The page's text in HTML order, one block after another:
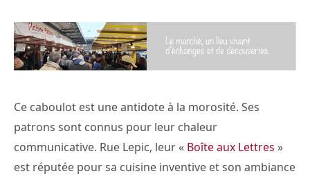
Ce caboulot est une antidote à la morosité. Ses
patrons sont connus pour leur chaleur
communicative. Rue Lepic, leur « Boîte aux Lettres »
est réputée pour sa cuisine inventive et son ambiance